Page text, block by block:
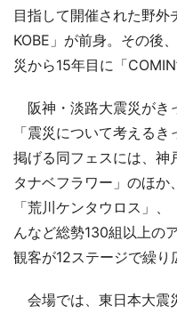
目指して開催された野外
KOBE」が前身。その後
災から15年目に「
阪神・淡路大震災がき
「震災について考える
掲げる同フェスには、神
タナベフラワー」のほか
「荒川ケンタウロス」
んなど総勢130組以上の
観客が12ステージで繰り
会場では、東日本大震